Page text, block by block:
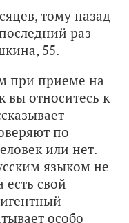
тому назад
раз
55.
при приеме на
вы относитесь к
по
или нет.
языком не
свой
особо